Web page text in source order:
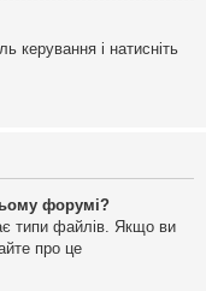
керування і натисніть
форумі?
типи файлів. Якщо ви
про це